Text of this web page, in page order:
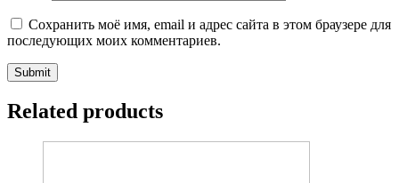
Сохранить моё имя, email и адрес сайта в этом браузере для
последующих моих комментариев.
Related products